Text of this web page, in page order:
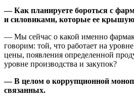
— Как планируете бороться с
и силовиками, которые ее
— Мы сейчас о какой именно
говорим: той, что работает на
цены, появления определенной
уровне производства и закупок?
— В целом о коррупционной
связанных.